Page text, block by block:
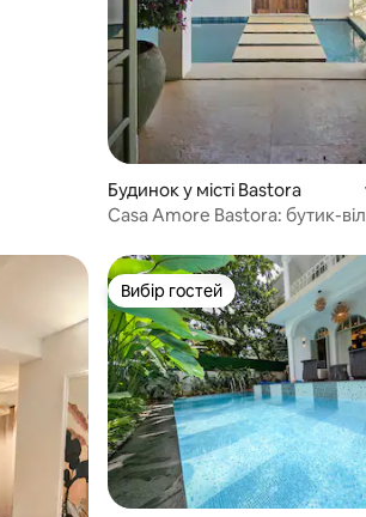
Будинок у місті Bastora
Casa Amore Bastora: бутик-
Вибір гостей
Вибір гостей